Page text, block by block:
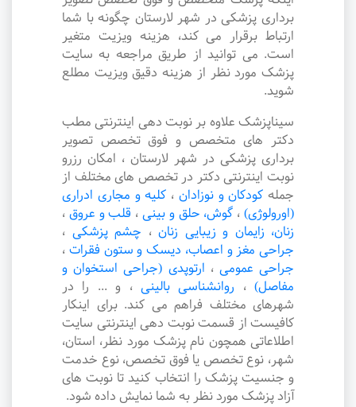
برداری پزشکی در شهر لارستان چگونه با شما
ارتباط برقرار می کند، هزینه ویزیت متغیر
است. می توانید از طریق مراجعه به سایت
پزشک مورد نظر از هزینه دقیق ویزیت مطلع
شوید.
سیناپزشک علاوه بر نوبت دهی اینترنتی مطب
دکتر های متخصص و فوق تخصص تصویر
برداری پزشکی در شهر لارستان ، امکان رزرو
نوبت اینترنتی دکتر در تخصص های مختلف از
جمله کودکان و نوزادان ، کلیه و مجاری ادراری
(اورولوژی) ، گوش، حلق و بینی ، قلب و عروق ،
زنان، زایمان و زیبایی زنان ، چشم پزشکی ،
جراحی مغز و اعصاب، دیسک و ستون فقرات ،
جراحی عمومی ، ارتوپدی (جراحی استخوان و
مفاصل) ، روانشناسی بالینی ، و ... را در
شهرهای مختلف فراهم می کند. برای اینکار
کافیست از قسمت نوبت دهی اینترنتی سایت
اطلاعاتی همچون نام پزشک مورد نظر، استان،
شهر، نوع تخصص یا فوق تخصص، نوع خدمت
و جنسیت پزشک را انتخاب کنید تا نوبت های
آزاد پزشک مورد نظر به شما نمایش داده شود.